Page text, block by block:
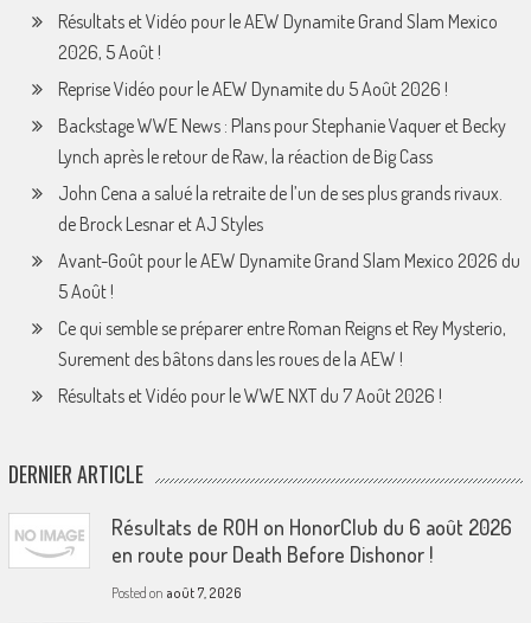
Résultats et Vidéo pour le AEW Dynamite Grand Slam Mexico
2026, 5 Août !
Reprise Vidéo pour le AEW Dynamite du 5 Août 2026 !
Backstage WWE News : Plans pour Stephanie Vaquer et Becky
Lynch après le retour de Raw, la réaction de Big Cass
John Cena a salué la retraite de l’un de ses plus grands rivaux.
de Brock Lesnar et AJ Styles
Avant-Goût pour le AEW Dynamite Grand Slam Mexico 2026 du
5 Août !
Ce qui semble se préparer entre Roman Reigns et Rey Mysterio,
Surement des bâtons dans les roues de la AEW !
Résultats et Vidéo pour le WWE NXT du 7 Août 2026 !
DERNIER ARTICLE
Résultats de ROH on HonorClub du 6 août 2026
en route pour Death Before Dishonor !
Posted on août 7, 2026